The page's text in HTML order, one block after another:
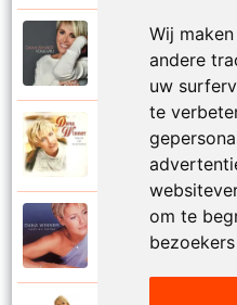
Wij
andere
uw
te
om te
Dana Winner
Vogelvrij
Dana Winner
Volg je natuur
Dana Winner
Voor altijd